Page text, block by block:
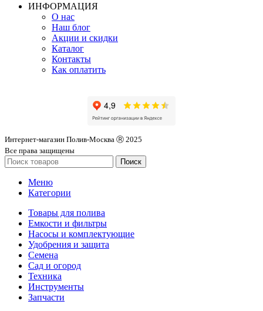
ИНФОРМАЦИЯ
О нас
Наш блог
Акции и скидки
Каталог
Контакты
Как оплатить
Интернет-магазин Полив-Москва Ⓡ 2025
Все права защищены
Поиск
Меню
Категории
Товары для полива
Емкости и фильтры
Насосы и комплектующие
Удобрения и защита
Семена
Сад и огород
Техника
Инструменты
Запчасти